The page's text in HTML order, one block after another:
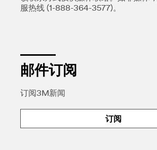
服热线 (1-888-364-3577)。
邮件订阅
订阅3M新闻
订阅